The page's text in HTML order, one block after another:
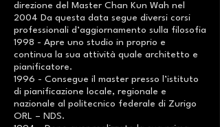
direzione del Master Chan Kun Wah nel
2004 Da questa data segue diversi corsi
professionali d’aggiornamento sulla filosofia
1998 - Apre uno studio in proprio e
continua la sua attività quale architetto e
pianificatore.
1996 - Consegue il master presso l’istituto
di pianificazione locale, regionale e
nazionale al politecnico federale di Zurigo
ORL – NDS.